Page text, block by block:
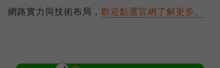
網路實力與技術布局， 歡迎點選官網了解更多。